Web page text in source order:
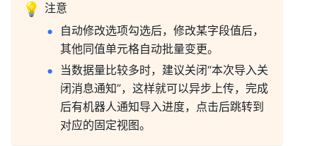
💡 注意
自动修改选项勾选后，修改某字段值后，
其他同值单元格自动批量变更。
当数据量比较多时，建议关闭“本次导入关
闭消息通知”，这样就可以异步上传，完成
后有机器人通知导入进度，点击后跳转到
对应的固定视图。